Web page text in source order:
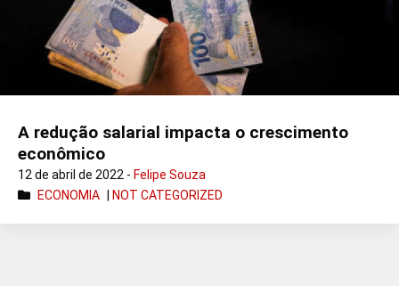
A redução salarial impacta o crescimento
econômico
12 de abril de 2022 - Felipe Souza
ECONOMIA
NOT CATEGORIZED